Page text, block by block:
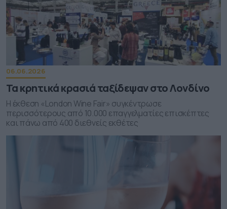
06.06.2026
Τα κρητικά κρασιά ταξίδεψαν στο Λονδίνο
Η έκθεση «London Wine Fair» συγκέντρωσε
περισσότερους από 10.000 επαγγελματίες επισκέπτες
και πάνω από 400 διεθνείς εκθέτες